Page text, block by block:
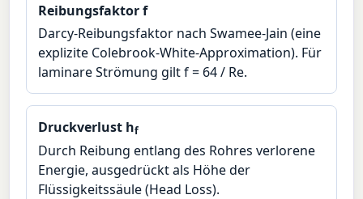
Reibungsfaktor f
Darcy-Reibungsfaktor nach Swamee-Jain (eine
explizite Colebrook-White-Approximation). Für
laminare Strömung gilt f = 64 / Re.
Druckverlust hf
Durch Reibung entlang des Rohres verlorene
Energie, ausgedrückt als Höhe der
Flüssigkeitssäule (Head Loss).